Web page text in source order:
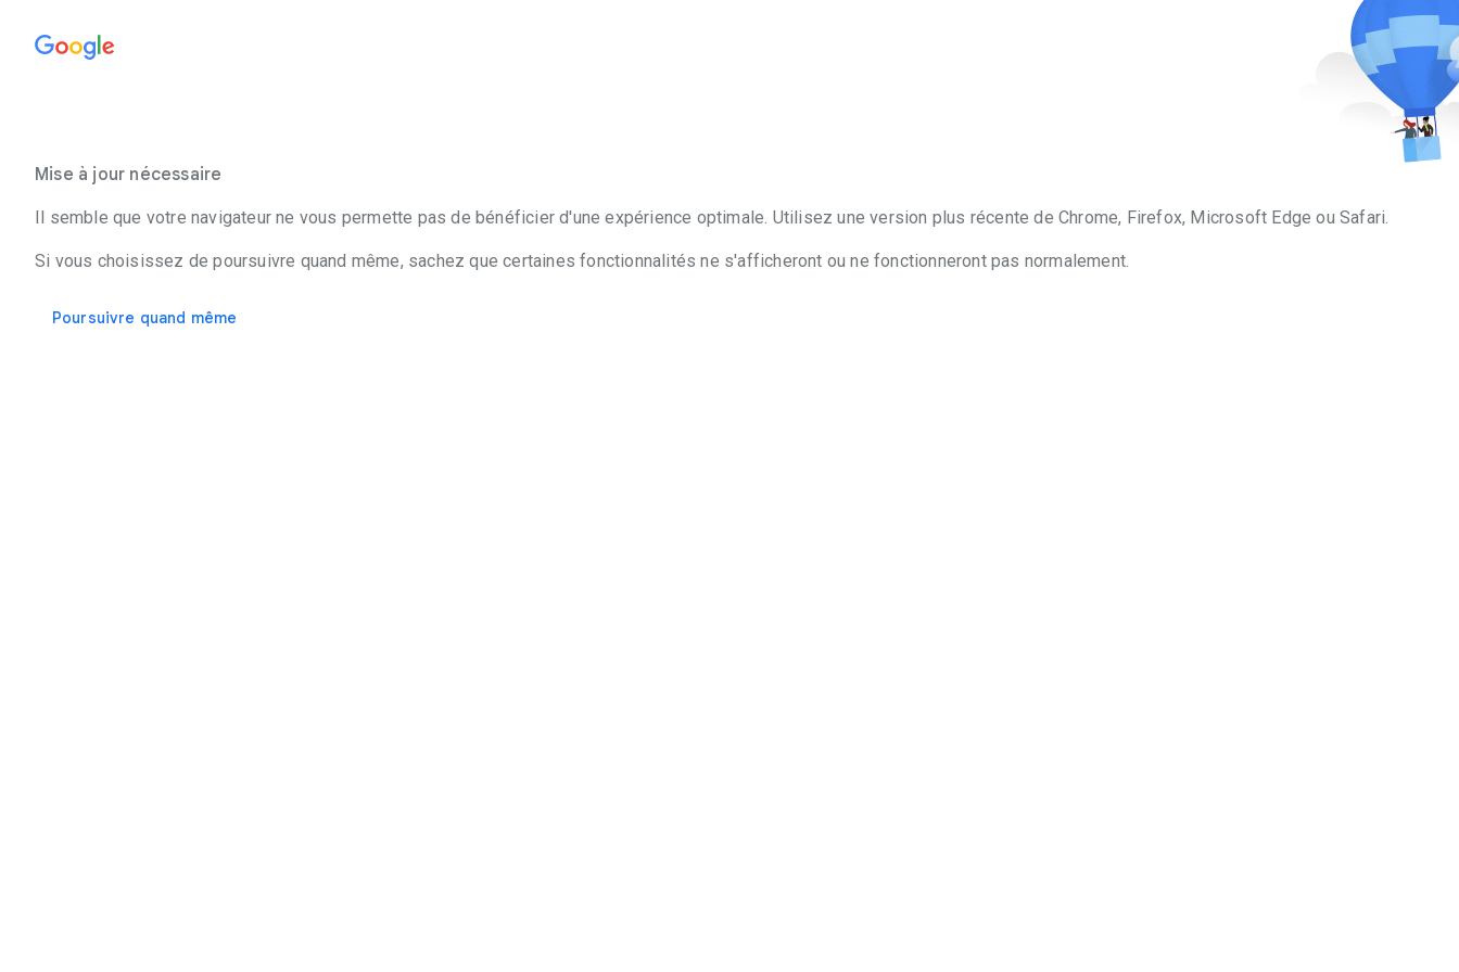
Mise à jour nécessaire
Il semble que votre navigateur ne vous permette pas de bénéficier d'une expérience optimale. Utilisez une version plus récente de Chrome, Firefox, Microsoft Edge ou Safari.
Si vous choisissez de poursuivre quand même, sachez que certaines fonctionnalités ne s'afficheront ou ne fonctionneront pas normalement.
Poursuivre quand même